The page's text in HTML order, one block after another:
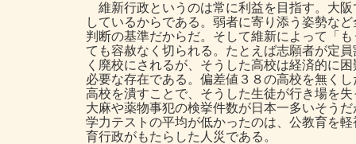
維新行政というのは常に利益を目指す。大
しているからである。弱者に寄り添う姿勢な
判断の基準だからだ。そして維新によって「
ても容赦なく切られる。たとえば志願者が定
く廃校にされるが、そうした高校は経済的に
必要な存在である。偏差値３８の高校を無く
高校を潰すことで、そうした生徒が行き場を
大麻や薬物事犯の検挙件数が日本一多いそう
学力テストの平均が低かったのは、公教育を
育行政がもたらした人災である。